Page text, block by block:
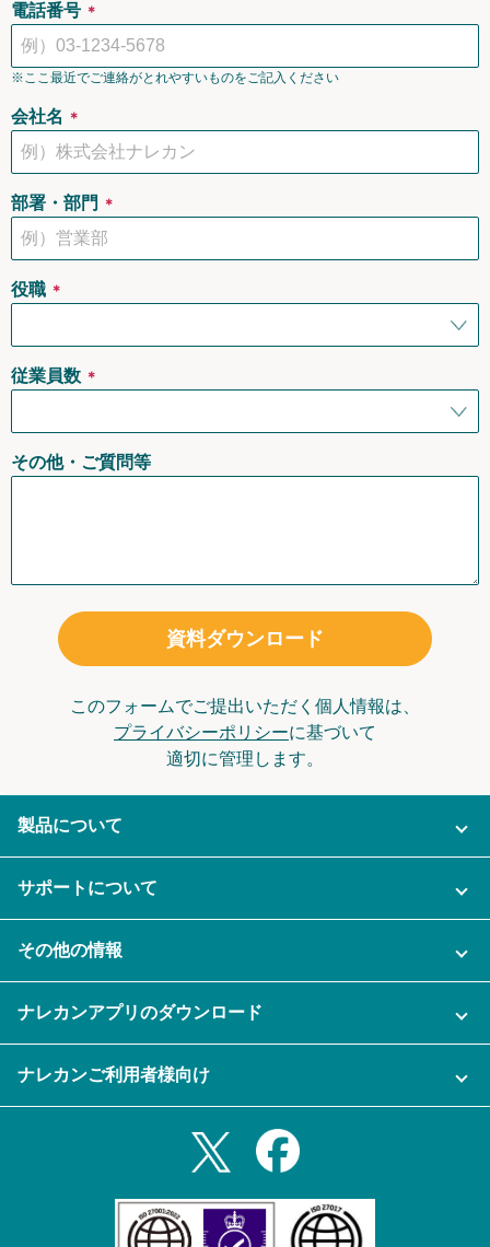
電話番号 ＊
※ここ最近でご連絡がとれやすいものをご記入ください
会社名 ＊
部署・部門 ＊
役職 ＊
従業員数 ＊
その他・ご質問等
資料ダウンロード
このフォームでご提出いただく個人情報は、
プライバシーポリシーに基づいて
適切に管理します。
製品について
ご利用企業様の声
セキュリティ
資料をダウンロードする
メール自動転送機能
サポートについて
充実サポート
その他の情報
セミナー一覧
プライバシーポリシー
ナレカンアプリのダウンロード
Androidタブレットアプリ
ナレカンご利用者様向け